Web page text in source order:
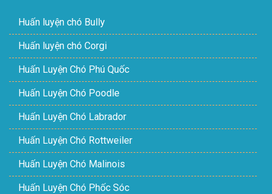
Huấn luyện chó Bully
Huấn luyện chó Corgi
Huấn Luyện Chó Phú Quốc
Huấn Luyện Chó Poodle
Huấn Luyện Chó Labrador
Huấn Luyện Chó Rottweiler
Huấn Luyện Chó Malinois
Huấn Luyện Chó Phốc Sóc